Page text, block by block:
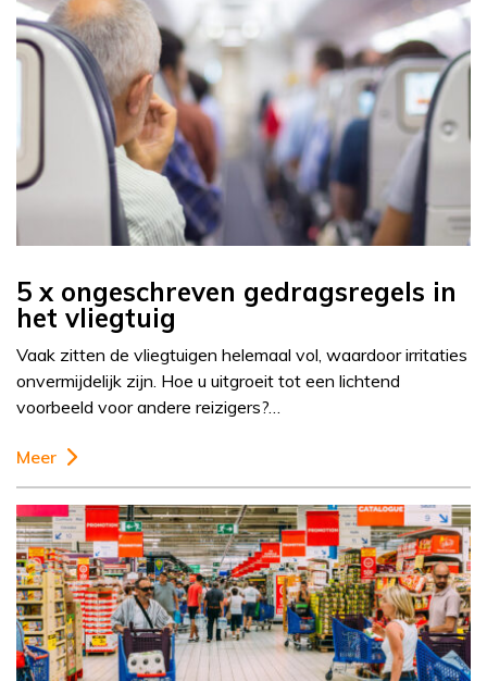
5 x ongeschreven gedragsregels in
het vliegtuig
Vaak zitten de vliegtuigen helemaal vol, waardoor irritaties
onvermijdelijk zijn. Hoe u uitgroeit tot een lichtend
voorbeeld voor andere reizigers?…
Meer